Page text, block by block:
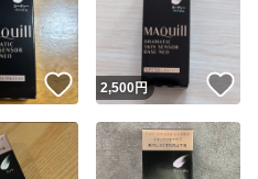
品者 Yahoo!フリマの基準をク
このユーザーはYahoo!フ
この商品の情報をコ
像の 無断転載は禁止されています
1商品につき1回です
いいね！
2,500円